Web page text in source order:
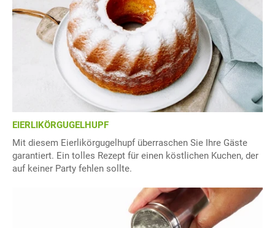
EIERLIKÖRGUGELHUPF
Mit diesem Eierlikörgugelhupf überraschen Sie Ihre Gäste
garantiert. Ein tolles Rezept für einen köstlichen Kuchen, der
auf keiner Party fehlen sollte.